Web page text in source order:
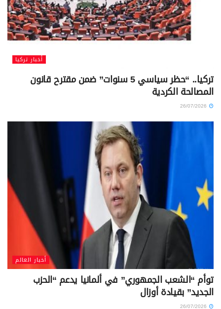
أخبار تركيا
تركيا.. “حظر سياسي 5 سنوات” ضمن مقترح قانون
المصالحة الكردية
أخبار العالم
توأم “الشعب الجمهوري” في ألمانيا يدعم “الحزب
الجديد” بقيادة أوزال